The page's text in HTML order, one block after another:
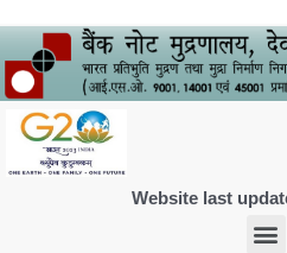
Website last